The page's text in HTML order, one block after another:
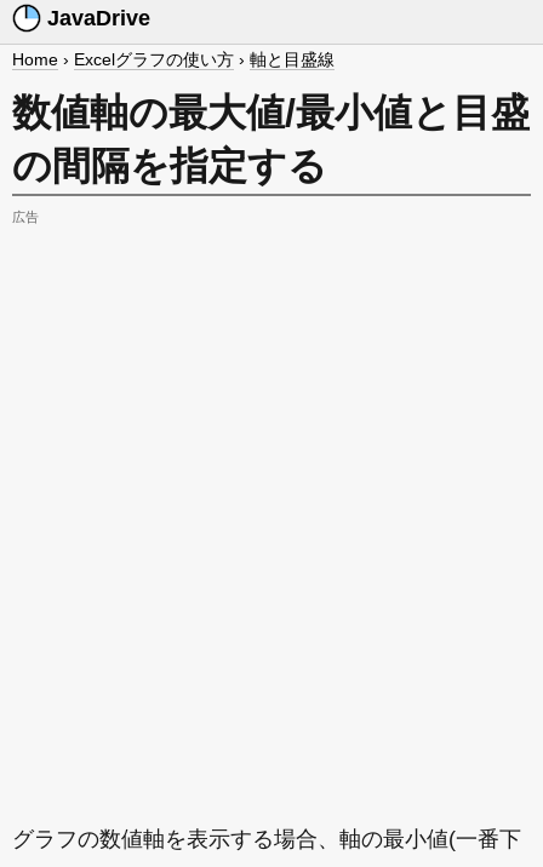
JavaDrive
Home › Excelグラフの使い方 › 軸と目盛線
数値軸の最大値/最小値と目盛
の間隔を指定する
広告
グラフの数値軸を表示する場合、軸の最小値(一番下